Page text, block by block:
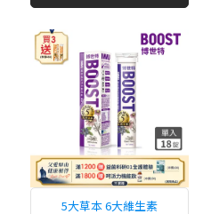
5大草本 6大維生素